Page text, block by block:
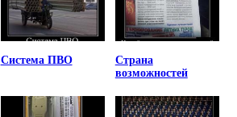
Система ПВО
Страна
возможностей